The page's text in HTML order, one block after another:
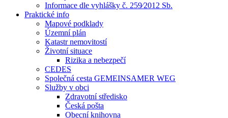
Informace dle vyhlášky č. 259⁄2012 Sb.
Praktické info
Mapové podklady
Územní plán
Katastr nemovitostí
Životní situace
Rizika a nebezpečí
CEDES
Společná cesta GEMEINSAMER WEG
Služby v obci
Zdravotní středisko
Česká pošta
Obecní knihovna